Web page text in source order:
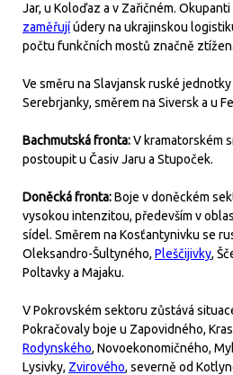
Jar, u Koloďaz a v Zařičném.
zaměřujíúdery na ukrajinskou
počtu funkčních mostů značně
Ve směru na Slavjansk ruské
Serebrjanky, směrem na Siversk a u
Bachmutská fronta:V kramatorském
postoupit u Časiv Jaru a Stupoček.
Doněcká fronta:Boje v doněckém
vysokou intenzitou, především v
sídel. Směrem na Kosťantynivku se
Oleksandro-Šultyného, Pleščijivky,
Poltavky a Majaku.
V Pokrovském sektoru zůstává
Pokračovaly boje u Zapovidného,
Rodynského, Novoekonomičného,
Lysivky, Zvirového, severně od